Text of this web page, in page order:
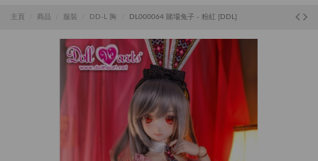
主頁 商品 服裝 DD-L 胸 DL000064 賭場兔子 - 粉紅 [DDL]